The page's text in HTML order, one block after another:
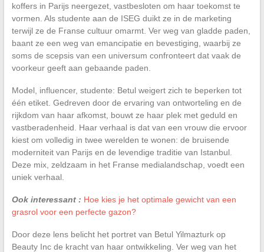
koffers in Parijs neergezet, vastbesloten om haar toekomst te
vormen. Als studente aan de ISEG duikt ze in de marketing
terwijl ze de Franse cultuur omarmt. Ver weg van gladde paden,
baant ze een weg van emancipatie en bevestiging, waarbij ze
soms de scepsis van een universum confronteert dat vaak de
voorkeur geeft aan gebaande paden.
Model, influencer, studente: Betul weigert zich te beperken tot
één etiket. Gedreven door de ervaring van ontworteling en de
rijkdom van haar afkomst, bouwt ze haar plek met geduld en
vastberadenheid. Haar verhaal is dat van een vrouw die ervoor
kiest om volledig in twee werelden te wonen: de bruisende
moderniteit van Parijs en de levendige traditie van Istanbul.
Deze mix, zeldzaam in het Franse medialandschap, voedt een
uniek verhaal.
Ook interessant : Hoe kies je het optimale gewicht van een
grasrol voor een perfecte gazon?
Door deze lens belicht het portret van Betul Yilmazturk op
Beauty Inc de kracht van haar ontwikkeling. Ver weg van het